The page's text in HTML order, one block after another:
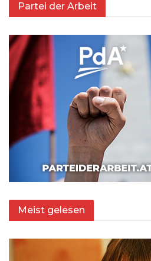
Partei der Arbeit
Meist gelesen